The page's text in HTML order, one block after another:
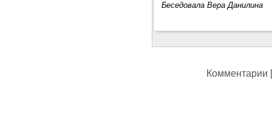
Беседовала Вера Данилина
Комментарии